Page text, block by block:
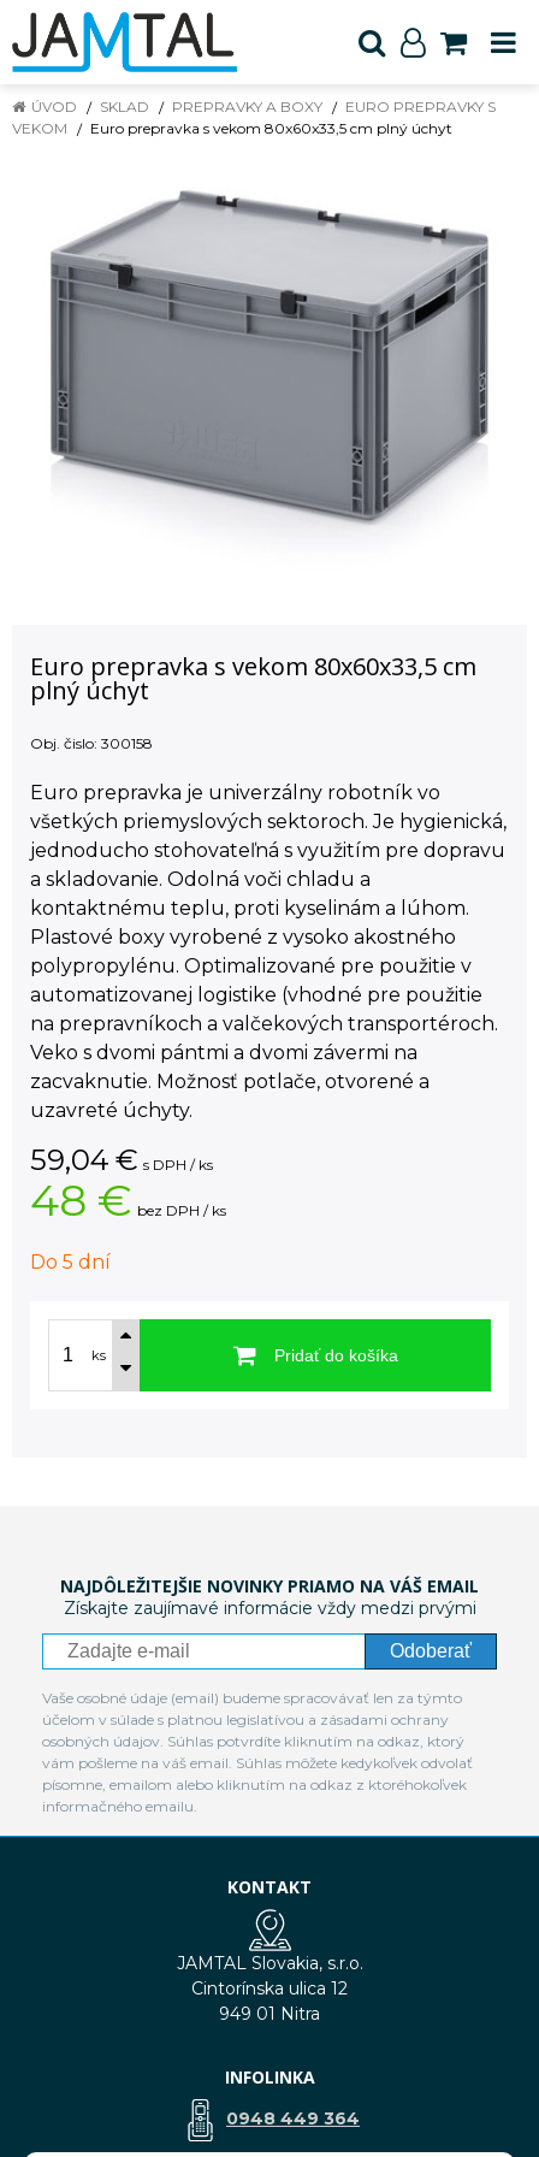
ÚVOD SKLAD PREPRAVKY A BOXY
EURO PREPRAVKY S
VEKOM
Euro prepravka s vekom 80x60x33,5 cm plný úchyt
Euro prepravka s vekom 80x60x33,5 cm
plný úchyt
Obj. čislo: 300158
Euro prepravka je univerzálny robotník vo
všetkých priemyslových sektoroch. Je hygienická,
jednoducho stohovateľná s využitím pre dopravu
a skladovanie. Odolná voči chladu a
kontaktnému teplu, proti kyselinám a lúhom.
Plastové boxy vyrobené z vysoko akostného
polypropylénu. Optimalizované pre použitie v
automatizovanej logistike (vhodné pre použitie
na prepravníkoch a valčekových transportéroch.
Veko s dvomi pántmi a dvomi závermi na
zacvaknutie. Možnosť potlače, otvorené a
uzavreté úchyty.
59,04 € s DPH / ks
48 € bez DPH / ks
Do 5 dní
ks Pridať do košíka
NAJDÔLEŽITEJŠIE NOVINKY PRIAMO NA VÁŠ EMAIL
Získajte zaujímavé informácie vždy medzi prvými
Odoberať
Vaše osobné údaje (email) budeme spracovávať len za týmto
účelom v súlade s platnou legislatívou a zásadami ochrany
osobných údajov. Súhlas potvrdíte kliknutím na odkaz, ktorý
vám pošleme na váš email. Súhlas môžete kedykoľvek odvolať
písomne, emailom alebo kliknutím na odkaz z ktoréhokoľvek
informačného emailu.
KONTAKT
JAMTAL Slovakia, s.r.o.
Cintorínska ulica 12
949 01 Nitra
INFOLINKA
0948 449 364